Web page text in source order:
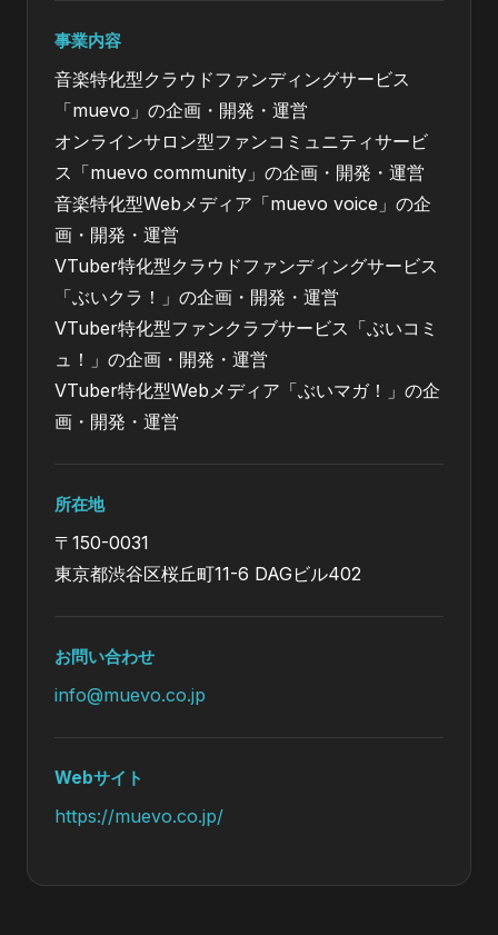
事業内容
音楽特化型クラウドファンディングサービス
「muevo」の企画・開発・運営
オンラインサロン型ファンコミュニティサービ
ス「muevo community」の企画・開発・運営
音楽特化型Webメディア「muevo voice」の企
画・開発・運営
VTuber特化型クラウドファンディングサービス
「ぶいクラ！」の企画・開発・運営
VTuber特化型ファンクラブサービス「ぶいコミ
ュ！」の企画・開発・運営
VTuber特化型Webメディア「ぶいマガ！」の企
画・開発・運営
所在地
〒150-0031
東京都渋谷区桜丘町11-6 DAGビル402
お問い合わせ
info@muevo.co.jp
Webサイト
https://muevo.co.jp/